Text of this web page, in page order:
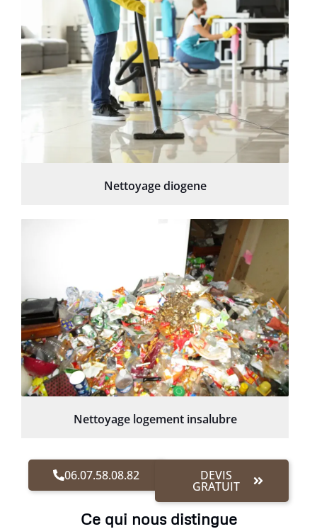
Nettoyage diogene
Nettoyage logement insalubre
06.07.58.08.82 DEVIS
GRATUIT
Ce qui nous distingue